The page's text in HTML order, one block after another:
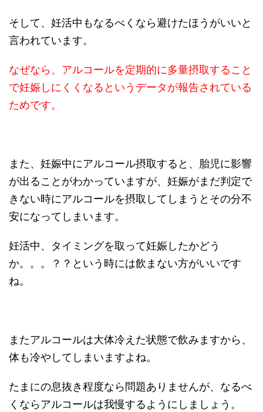
そして、妊活中もなるべくなら避けたほうがいいと
言われています。
なぜなら、アルコールを定期的に多量摂取すること
で妊娠しにくくなるというデータが報告されている
ためです。
また、妊娠中にアルコール摂取すると、胎児に影響
が出ることがわかっていますが、妊娠がまだ判定で
きない時にアルコールを摂取してしまうとその分不
安になってしまいます。
妊活中、タイミングを取って妊娠したかどう
か。。。？？という時には飲まない方がいいです
ね。
またアルコールは大体冷えた状態で飲みますから、
体も冷やしてしまいますよね。
たまにの息抜き程度なら問題ありませんが、なるべ
くならアルコールは我慢するようにしましょう。